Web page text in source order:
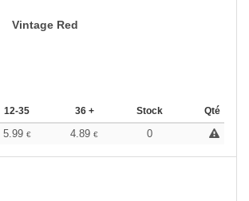
Vintage Red
12-35 36 + Stock Qté
5.99 € 4.89 € 0